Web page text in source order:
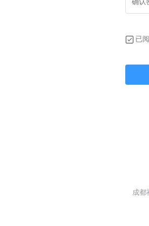
已
成都